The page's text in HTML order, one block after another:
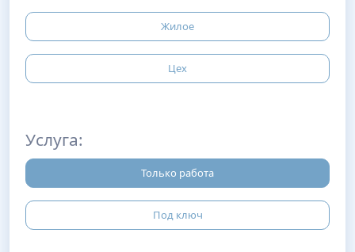
Жилое
Цех
Услуга:
Только работа
Под ключ